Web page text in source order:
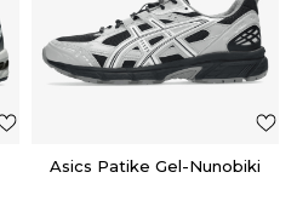
Asics Patike Gel-Nunobiki